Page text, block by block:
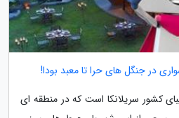
در جنگل های حرا تا معبد بودا!
کشور سریلانکا است که در منطقه ای